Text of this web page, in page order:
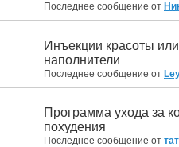
Последнее сообщение от
Инъекции красоты
наполнители
Последнее сообщение от
Программа ухода за
похудения
Последнее сообщение от